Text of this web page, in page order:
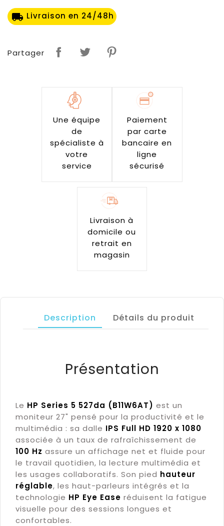
local_shipping Livraison en 24/48h
Partager
Une équipe
de
spécialiste à
votre
service
Paiement
par carte
bancaire en
ligne
sécurisé
Livraison à
domicile ou
retrait en
magasin
Description Détails du produit
Présentation
Le HP Series 5 527da (B11W6AT) est un
moniteur 27" pensé pour la productivité et le
multimédia : sa dalle IPS Full HD 1920 x 1080
associée à un taux de rafraîchissement de
100 Hz assure un affichage net et fluide pour
le travail quotidien, la lecture multimédia et
les usages collaboratifs. Son pied hauteur
réglable, les haut-parleurs intégrés et la
technologie HP Eye Ease réduisent la fatigue
visuelle pour des sessions longues et
confortables.